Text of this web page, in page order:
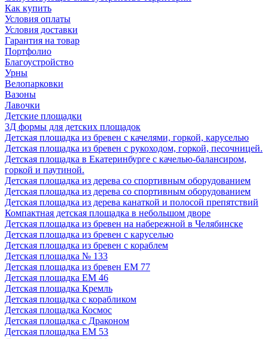
Как купить
Условия оплаты
Условия доставки
Гарантия на товар
Портфолио
Благоустройство
Урны
Велопарковки
Вазоны
Лавочки
Детские площадки
3Д формы для детских площадок
Детская площадка из бревен с качелями, горкой, каруселью
Детская площадка из бревен с рукоходом, горкой, песочницей.
Детская площадка в Екатеринбурге с качелью-балансиром,
горкой и паутиной.
Детская площадка из дерева со спортивным оборудованием
Детская площадка из дерева со спортивным оборудованием
Детская площадка из дерева канаткой и полосой препятствий
Компактная детская площадка в небольшом дворе
Детская площадка из бревен на набережной в Челябинске
Детская площадка из бревен с каруселью
Детская площадка из бревен с кораблем
Детская площадка № 133
Детская площадка из бревен ЕМ 77
Детская площадка ЕМ 46
Детская площадка Кремль
Детская площадка с корабликом
Детская площадка Космос
Детская площадка с Драконом
Детская площадка ЕМ 53